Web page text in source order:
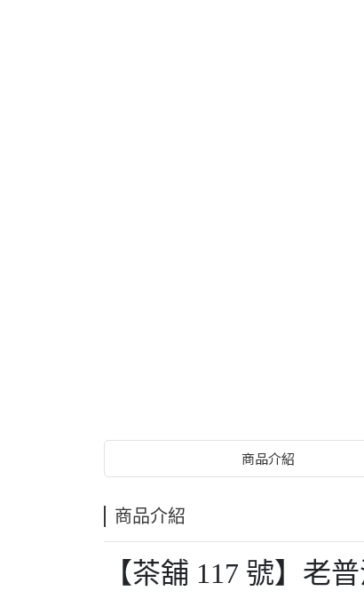
商品介紹
商品介紹
【茶舖 117 號】老